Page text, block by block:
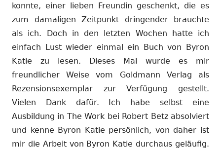
konnte, einer lieben Freundin geschenkt, die es
zum damaligen Zeitpunkt dringender brauchte
als ich. Doch in den letzten Wochen hatte ich
einfach Lust wieder einmal ein Buch von Byron
Katie zu lesen. Dieses Mal wurde es mir
freundlicher Weise vom Goldmann Verlag als
Rezensionsexemplar zur Verfügung gestellt.
Vielen Dank dafür. Ich habe selbst eine
Ausbildung in The Work bei Robert Betz absolviert
und kenne Byron Katie persönlich, von daher ist
mir die Arbeit von Byron Katie durchaus geläufig.